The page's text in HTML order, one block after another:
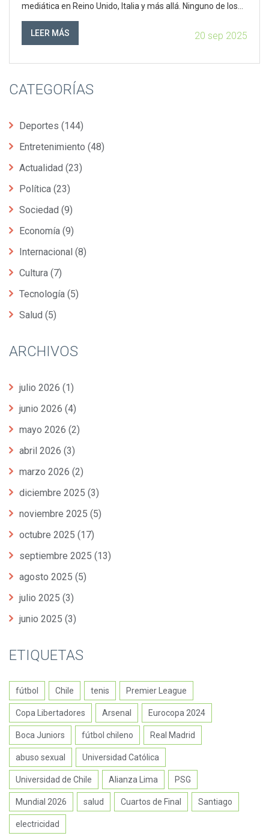
mediática en Reino Unido, Italia y más allá. Ninguno de los
LEER MÁS
20 sep 2025
CATEGORÍAS
Deportes (144)
Entretenimiento (48)
Actualidad (23)
Política (23)
Sociedad (9)
Economía (9)
Internacional (8)
Cultura (7)
Tecnología (5)
Salud (5)
ARCHIVOS
julio 2026 (1)
junio 2026 (4)
mayo 2026 (2)
abril 2026 (3)
marzo 2026 (2)
diciembre 2025 (3)
noviembre 2025 (5)
octubre 2025 (17)
septiembre 2025 (13)
agosto 2025 (5)
julio 2025 (3)
junio 2025 (3)
ETIQUETAS
fútbol Chile tenis Premier League
Copa Libertadores Arsenal Eurocopa 2024
Boca Juniors fútbol chileno Real Madrid
abuso sexual Universidad Católica
Universidad de Chile Alianza Lima PSG
Mundial 2026 salud Cuartos de Final Santiago
electricidad